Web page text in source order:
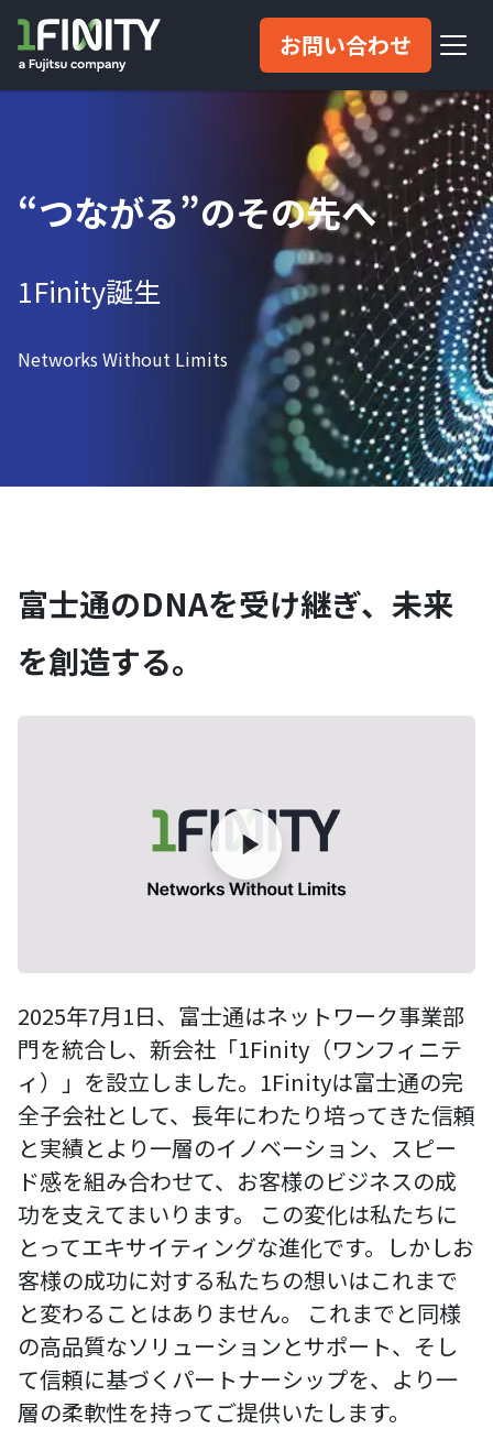
お問い合わせ
“つながる”のその先へ
1Finity誕生
Networks Without Limits
富士通のDNAを受け継ぎ、未来
を創造する。
2025年7月1日、富士通はネットワーク事業部
門を統合し、新会社「1Finity（ワンフィニテ
ィ）」を設立しました。1Finityは富士通の完
全子会社として、長年にわたり培ってきた信頼
と実績とより一層のイノベーション、スピー
ド感を組み合わせて、お客様のビジネスの成
功を支えてまいります。 この変化は私たちに
とってエキサイティングな進化です。しかしお
客様の成功に対する私たちの想いはこれまで
と変わることはありません。 これまでと同様
の高品質なソリューションとサポート、そし
て信頼に基づくパートナーシップを、より一
層の柔軟性を持ってご提供いたします。